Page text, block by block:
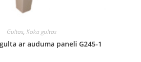
Gultas, Koka gultas
ar auduma paneli G245-1